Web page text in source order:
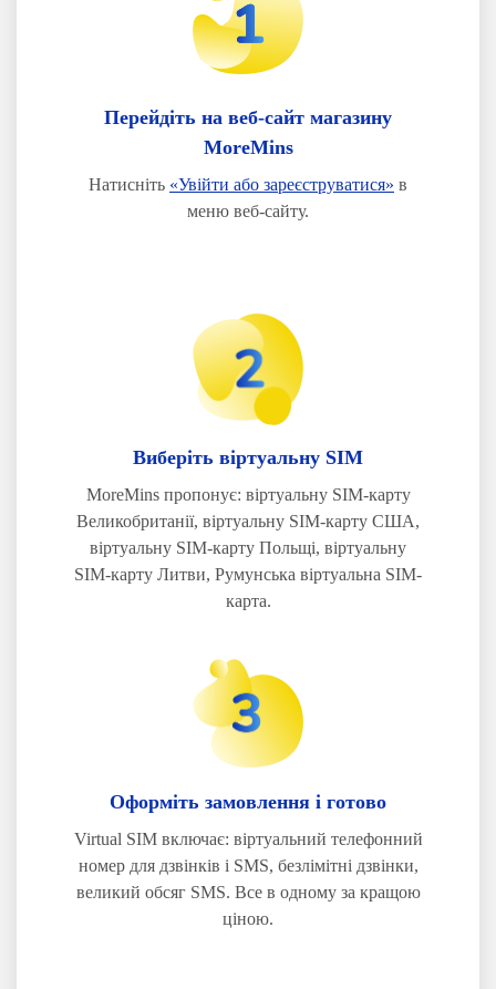
Перейдіть на веб-сайт магазину
MoreMins
Натисніть «Увійти або зареєструватися» в
меню веб-сайту.
Виберіть віртуальну SIM
MoreMins пропонує: віртуальну SIM-карту
Великобританії, віртуальну SIM-карту США,
віртуальну SIM-карту Польщі, віртуальну
SIM-карту Литви, Румунська віртуальна SIM-
карта.
Оформіть замовлення і готово
Virtual SIM включає: віртуальний телефонний
номер для дзвінків і SMS, безлімітні дзвінки,
великий обсяг SMS. Все в одному за кращою
ціною.